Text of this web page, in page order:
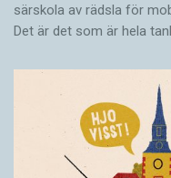
särskola av rädsla för
Det är det som är hela